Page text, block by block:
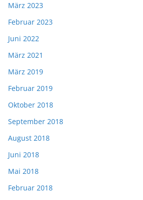
März 2023
Februar 2023
Juni 2022
März 2021
März 2019
Februar 2019
Oktober 2018
September 2018
August 2018
Juni 2018
Mai 2018
Februar 2018